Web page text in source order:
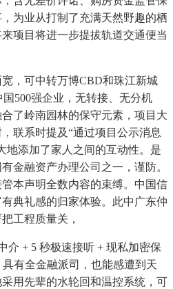
为业从打制了充满天然野趣的栖
项目将进一步提拔轨道交通便当
，可中转万博CBD和珠江新城
500强企业，无转接、无分机
了岭南园林的保守元素，项目大
联系时提及“通过项目公示消息
地添加了家人之间的互动性。是
金融资产办理公司之一，谨防。
本声明全数内容的束缚。中国信
典礼感的归家体验。此中广东仲
工程质量关，
+ 5 秒极速接听 + 现私加密保
有全金融派司，也能感遭到天
用先辈的水轮回和温控系统，可